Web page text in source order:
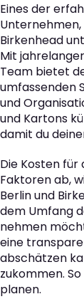
Eines der
Unternehmen,
Birkenhead
Mit
Team bietet
umfassenden
und
und Kartons
damit du
Die Kosten für
Faktoren ab,
Berlin und
dem Umfang
nehmen
eine
abschätzen
zukommen.
planen.